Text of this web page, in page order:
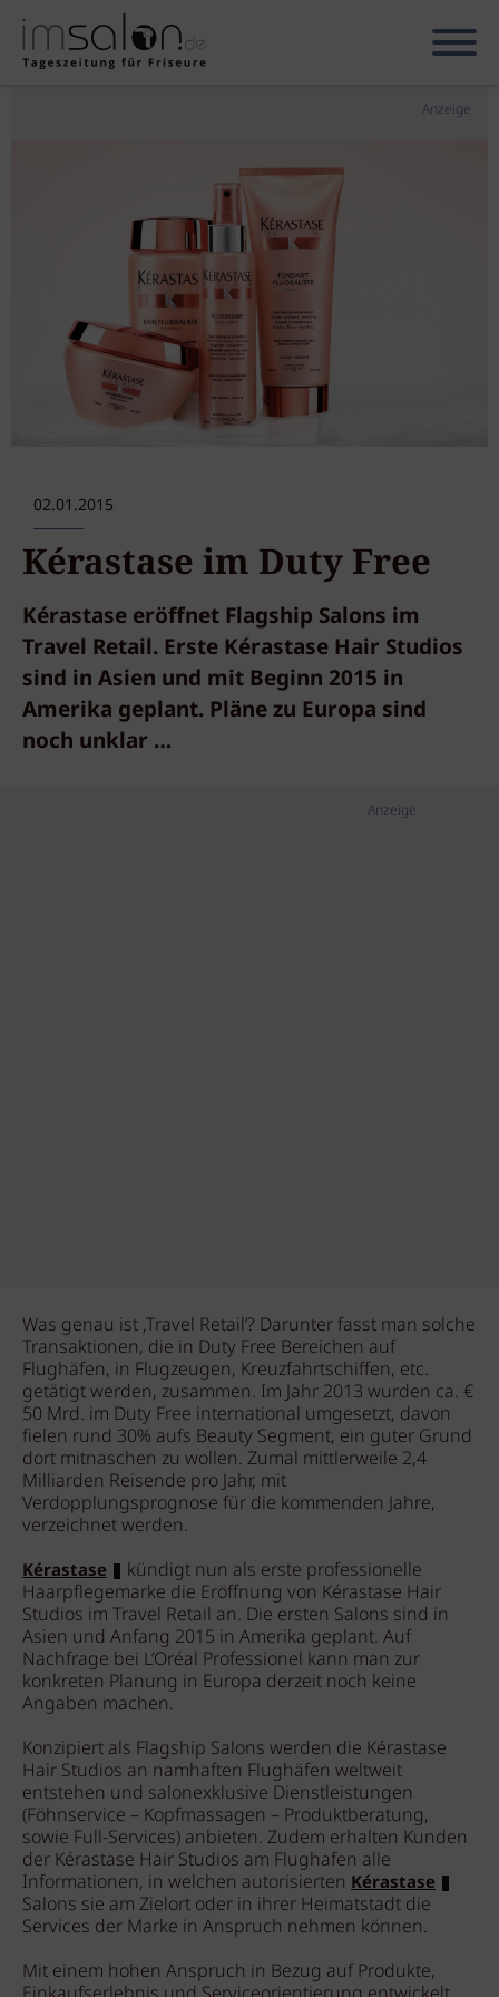
Anzeige
02.01.2015
Kérastase im Duty Free
Kérastase eröffnet Flagship Salons im
Travel Retail. Erste Kérastase Hair Studios
sind in Asien und mit Beginn 2015 in
Amerika geplant. Pläne zu Europa sind
noch unklar …
Anzeige
Was genau ist ‚Travel Retail‘? Darunter fasst man solche
Transaktionen, die in Duty Free Bereichen auf
Flughäfen, in Flugzeugen, Kreuzfahrtschiffen, etc.
getätigt werden, zusammen. Im Jahr 2013 wurden ca. €
50 Mrd. im Duty Free international umgesetzt, davon
fielen rund 30% aufs Beauty Segment, ein guter Grund
dort mitnaschen zu wollen. Zumal mittlerweile 2,4
Milliarden Reisende pro Jahr, mit
Verdopplungsprognose für die kommenden Jahre,
verzeichnet werden.
Kérastase
kündigt nun als erste professionelle
Haarpflegemarke die Eröffnung von Kérastase Hair
Studios im Travel Retail an. Die ersten Salons sind in
Asien und Anfang 2015 in Amerika geplant. Auf
Nachfrage bei L’Oréal Professionel kann man zur
konkreten Planung in Europa derzeit noch keine
Angaben machen.
Konzipiert als Flagship Salons werden die Kérastase
Hair Studios an namhaften Flughäfen weltweit
entstehen und salonexklusive Dienstleistungen
(Föhnservice – Kopfmassagen – Produktberatung,
sowie Full-Services) anbieten. Zudem erhalten Kunden
der Kérastase Hair Studios am Flughafen alle
Informationen, in welchen autorisierten Kérastase
Salons sie am Zielort oder in ihrer Heimatstadt die
Services der Marke in Anspruch nehmen können.
Mit einem hohen Anspruch in Bezug auf Produkte,